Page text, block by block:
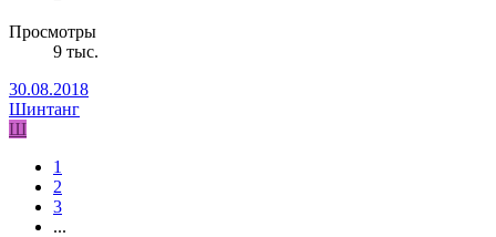
Просмотры
9 тыс.
30.08.2018
Шинтанг
Ш
1
2
3
...